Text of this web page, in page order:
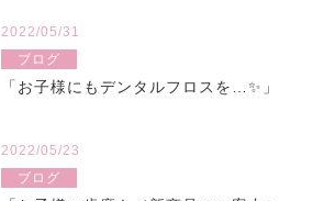
2022/05/31
ブログ
「お子様にもデンタルフロスを…✨」
2022/05/23
ブログ